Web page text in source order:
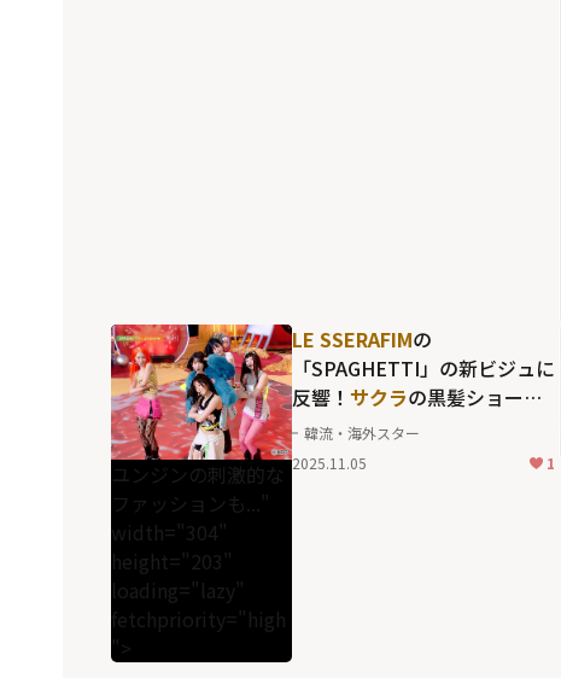
ユンジンの刺激的な
ファッションも..."
width="304"
height="203"
loading="lazy"
fetchpriority="high
">
LE SSERAFIMの
「SPAGHETTI」の新ビジュに
反響！ サクラの黒髪ショー
ト、チェウォン
髪、"ティースジュエリー"が眩
韓流・海外スター
2025.11.05
1